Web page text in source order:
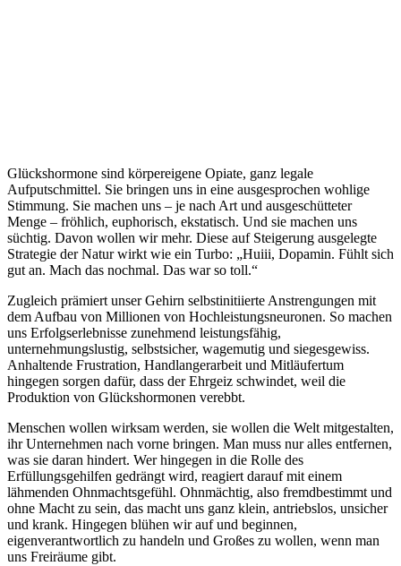
Glückshormone sind körpereigene Opiate, ganz legale
Aufputschmittel. Sie bringen uns in eine ausgesprochen wohlige
Stimmung. Sie machen uns – je nach Art und ausgeschütteter
Menge – fröhlich, euphorisch, ekstatisch. Und sie machen uns
süchtig. Davon wollen wir mehr. Diese auf Steigerung ausgelegte
Strategie der Natur wirkt wie ein Turbo: „Huiii, Dopamin. Fühlt sich
gut an. Mach das nochmal. Das war so toll.“
Zugleich prämiert unser Gehirn selbstinitiierte Anstrengungen mit
dem Aufbau von Millionen von Hochleistungsneuronen. So machen
uns Erfolgserlebnisse zunehmend leistungsfähig,
unternehmungslustig, selbstsicher, wagemutig und siegesgewiss.
Anhaltende Frustration, Handlangerarbeit und Mitläufertum
hingegen sorgen dafür, dass der Ehrgeiz schwindet, weil die
Produktion von Glückshormonen verebbt.
Menschen wollen wirksam werden, sie wollen die Welt mitgestalten,
ihr Unternehmen nach vorne bringen. Man muss nur alles entfernen,
was sie daran hindert. Wer hingegen in die Rolle des
Erfüllungsgehilfen gedrängt wird, reagiert darauf mit einem
lähmenden Ohnmachtsgefühl. Ohnmächtig, also fremdbestimmt und
ohne Macht zu sein, das macht uns ganz klein, antriebslos, unsicher
und krank. Hingegen blühen wir auf und beginnen,
eigenverantwortlich zu handeln und Großes zu wollen, wenn man
uns Freiräume gibt.